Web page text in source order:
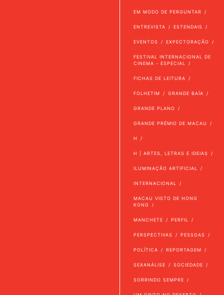
EM MODO DE PERGUNTAR
ENTREVISTA ESTENDAIS
EVENTOS EXPECTORAÇÃO
FESTIVAL INTERNACIONAL DE
CINEMA - ESPECIAL
FICHAS DE LEITURA
FOLHETIM GRANDE BAÍA
GRANDE PLANO
GRANDE PRÉMIO DE MACAU
H
H | ARTES, LETRAS E IDEIAS
ILUMINAÇÃO ARTIFICIAL
INTERNACIONAL
MACAU VISTO DE HONG
KONG
MANCHETE PERFIL
PERSPECTIVAS PESSOAS
POLÍTICA REPORTAGEM
SEXANÁLISE SOCIEDADE
SORRINDO SEMPRE